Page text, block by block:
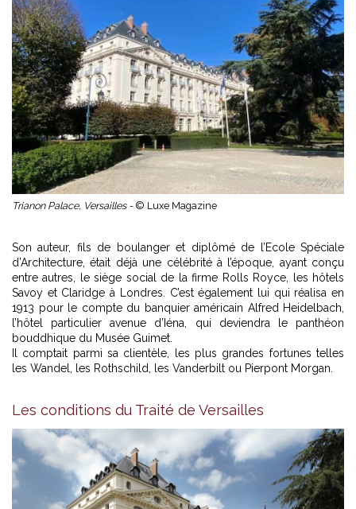
Trianon Palace, Versailles - © Luxe Magazine
Son auteur, fils de boulanger et diplômé de l’Ecole Spéciale
d’Architecture, était déjà une célébrité à l’époque, ayant conçu
entre autres, le siège social de la firme Rolls Royce, les hôtels
Savoy et Claridge à Londres. C’est également lui qui réalisa en
1913 pour le compte du banquier américain Alfred Heidelbach,
l’hôtel particulier avenue d’Iéna, qui deviendra le panthéon
bouddhique du Musée Guimet.
Il comptait parmi sa clientèle, les plus grandes fortunes telles
les Wandel, les Rothschild, les Vanderbilt ou Pierpont Morgan.
Les conditions du Traité de Versailles